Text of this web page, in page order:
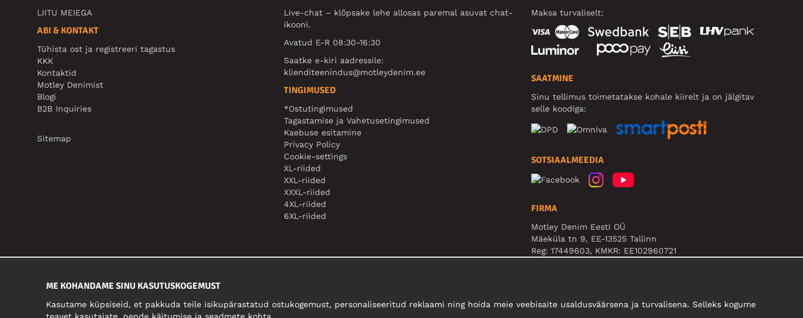
LIITU MEIEGA
ABI & KONTAKT
Tühista ost ja registreeri tagastus
KKK
Kontaktid
Motley Denimist
Blogi
B2B Inquiries
Sitemap
Live-chat – klõpsake lehe allosas paremal asuvat chat-
ikooni.
Avatud E-R 08:30-16:30
Saatke e-kiri aadressile:
klienditeenindus@motleydenim.ee
TINGIMUSED
*Ostutingimused
Tagastamise ja Vahetusetingimused
Kaebuse esitamine
Privacy Policy
Cookie-settings
XL-riided
XXL-riided
XXXL-riided
4XL-riided
6XL-riided
Maksa turvaliselt:
SAATMINE
Sinu tellimus toimetatakse kohale kiirelt ja on jälgitav
selle koodiga:
SOTSIAALMEEDIA
FIRMA
Motley Denim Eesti OÜ
Mäeküla tn 9, EE-13525 Tallinn
Reg: 17449603, KMKR: EE102960721
ME KOHANDAME SINU KASUTUSKOGEMUST
Kasutame küpsiseid, et pakkuda teile isikupärastatud ostukogemust, personaliseeritud reklaami ning hoida meie veebisaite usaldusväärsena ja turvalisena. Selleks kogume